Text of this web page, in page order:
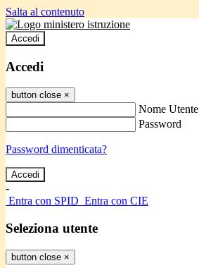
Salta al contenuto
Accedi
Accedi
button close ×
Nome Utente
Password
Password dimenticata?
-
Entra con SPID Entra con CIE
Seleziona utente
button close ×